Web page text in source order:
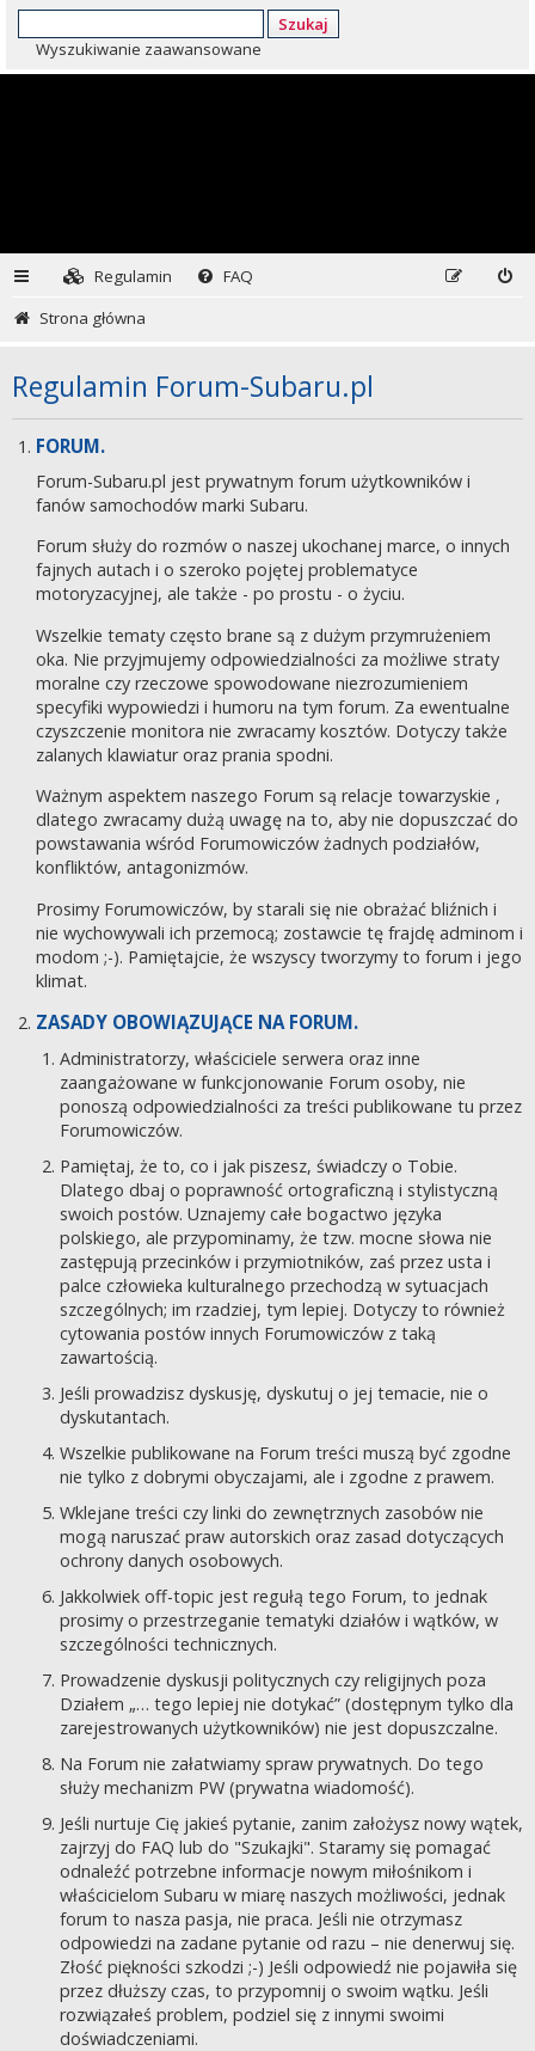
Szukaj
Wyszukiwanie zaawansowane
Regulamin
FAQ
Strona główna
Regulamin Forum-Subaru.pl
FORUM.
Forum-Subaru.pl jest prywatnym forum użytkowników i
fanów samochodów marki Subaru.
Forum służy do rozmów o naszej ukochanej marce, o innych
fajnych autach i o szeroko pojętej problematyce
motoryzacyjnej, ale także - po prostu - o życiu.
Wszelkie tematy często brane są z dużym przymrużeniem
oka. Nie przyjmujemy odpowiedzialności za możliwe straty
moralne czy rzeczowe spowodowane niezrozumieniem
specyfiki wypowiedzi i humoru na tym forum. Za ewentualne
czyszczenie monitora nie zwracamy kosztów. Dotyczy także
zalanych klawiatur oraz prania spodni.
Ważnym aspektem naszego Forum są relacje towarzyskie ,
dlatego zwracamy dużą uwagę na to, aby nie dopuszczać do
powstawania wśród Forumowiczów żadnych podziałów,
konfliktów, antagonizmów.
Prosimy Forumowiczów, by starali się nie obrażać bliźnich i
nie wychowywali ich przemocą; zostawcie tę frajdę adminom i
modom ;-). Pamiętajcie, że wszyscy tworzymy to forum i jego
klimat.
ZASADY OBOWIĄZUJĄCE NA FORUM.
Administratorzy, właściciele serwera oraz inne
zaangażowane w funkcjonowanie Forum osoby, nie
ponoszą odpowiedzialności za treści publikowane tu przez
Forumowiczów.
Pamiętaj, że to, co i jak piszesz, świadczy o Tobie.
Dlatego dbaj o poprawność ortograficzną i stylistyczną
swoich postów. Uznajemy całe bogactwo języka
polskiego, ale przypominamy, że tzw. mocne słowa nie
zastępują przecinków i przymiotników, zaś przez usta i
palce człowieka kulturalnego przechodzą w sytuacjach
szczególnych; im rzadziej, tym lepiej. Dotyczy to również
cytowania postów innych Forumowiczów z taką
zawartością.
Jeśli prowadzisz dyskusję, dyskutuj o jej temacie, nie o
dyskutantach.
Wszelkie publikowane na Forum treści muszą być zgodne
nie tylko z dobrymi obyczajami, ale i zgodne z prawem.
Wklejane treści czy linki do zewnętrznych zasobów nie
mogą naruszać praw autorskich oraz zasad dotyczących
ochrony danych osobowych.
Jakkolwiek off-topic jest regułą tego Forum, to jednak
prosimy o przestrzeganie tematyki działów i wątków, w
szczególności technicznych.
Prowadzenie dyskusji politycznych czy religijnych poza
Działem „… tego lepiej nie dotykać” (dostępnym tylko dla
zarejestrowanych użytkowników) nie jest dopuszczalne.
Na Forum nie załatwiamy spraw prywatnych. Do tego
służy mechanizm PW (prywatna wiadomość).
Jeśli nurtuje Cię jakieś pytanie, zanim założysz nowy wątek,
zajrzyj do FAQ lub do "Szukajki". Staramy się pomagać
odnaleźć potrzebne informacje nowym miłośnikom i
właścicielom Subaru w miarę naszych możliwości, jednak
forum to nasza pasja, nie praca. Jeśli nie otrzymasz
odpowiedzi na zadane pytanie od razu – nie denerwuj się.
Złość piękności szkodzi ;-) Jeśli odpowiedź nie pojawiła się
przez dłuższy czas, to przypomnij o swoim wątku. Jeśli
rozwiązałeś problem, podziel się z innymi swoimi
doświadczeniami.